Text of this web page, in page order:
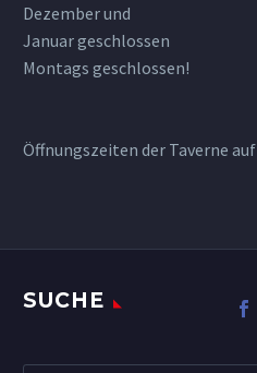
Dezember und
Januar geschlossen
Montags geschlossen!
Öffnungszeiten der Taverne auf
SUCHE